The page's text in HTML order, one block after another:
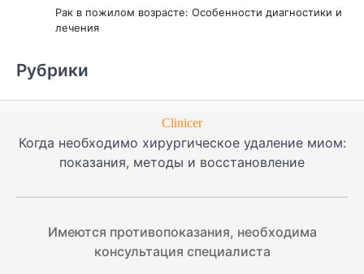
Рак в пожилом возрасте: Особенности диагностики и
лечения
Рубрики
Clinicer
Когда необходимо хирургическое удаление миом:
показания, методы и восстановление
Имеются противопоказания, необходима
консультация специалиста